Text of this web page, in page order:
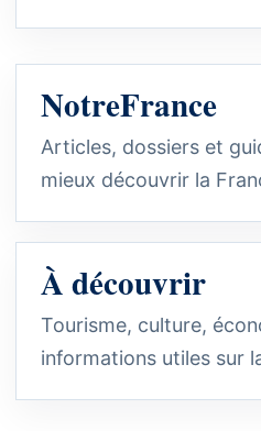
NotreFrance
Articles, dossiers et
mieux découvrir la
À découvrir
Tourisme, culture,
informations utiles sur